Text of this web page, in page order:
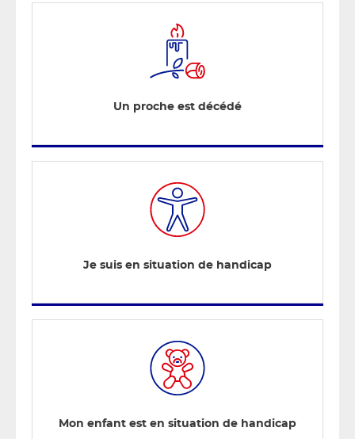
Un proche est décédé
Je suis en situation de handicap
Mon enfant est en situation de handicap